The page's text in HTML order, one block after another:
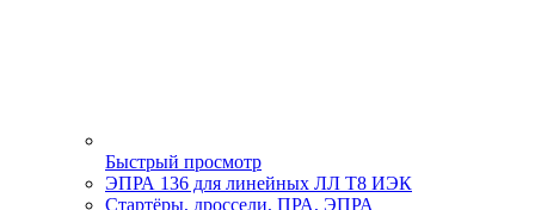
Быстрый просмотр
ЭПРА 136 для линейных ЛЛ Т8 ИЭК
Стартёры, дроссели, ПРА, ЭПРА